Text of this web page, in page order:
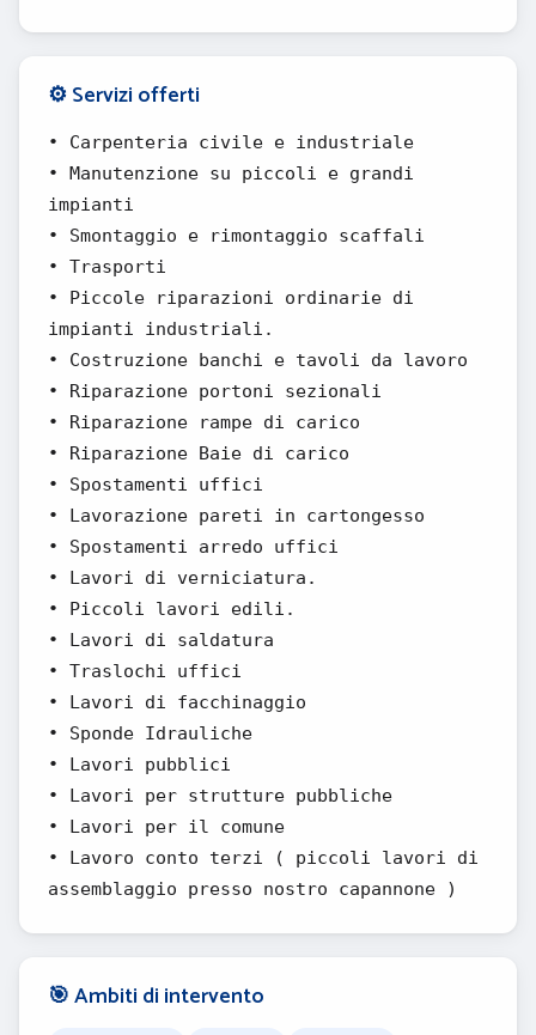
⚙️ Servizi offerti
• Carpenteria civile e industriale
• Manutenzione su piccoli e grandi
impianti
• Smontaggio e rimontaggio scaffali
• Trasporti
• Piccole riparazioni ordinarie di
impianti industriali.
• Costruzione banchi e tavoli da lavoro
• Riparazione portoni sezionali
• Riparazione rampe di carico
• Riparazione Baie di carico
• Spostamenti uffici
• Lavorazione pareti in cartongesso
• Spostamenti arredo uffici
• Lavori di verniciatura.
• Piccoli lavori edili.
• Lavori di saldatura
• Traslochi uffici
• Lavori di facchinaggio
• Sponde Idrauliche
• Lavori pubblici
• Lavori per strutture pubbliche
• Lavori per il comune
• Lavoro conto terzi ( piccoli lavori di
assemblaggio presso nostro capannone )
🎯 Ambiti di intervento